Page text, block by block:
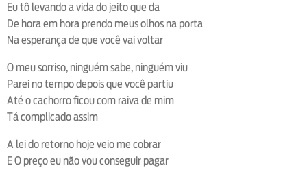
Eu tô levando a vida do jeito que da
De hora em hora prendo meus olhos na porta
Na esperança de que você vai voltar
O meu sorriso, ninguém sabe, ninguém viu
Parei no tempo depois que você partiu
Até o cachorro ficou com raiva de mim
Tá complicado assim
A lei do retorno hoje veio me cobrar
E O preço eu não vou conseguir pagar